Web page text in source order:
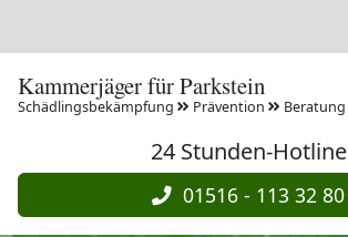
Kammerjäger für Parkstein
Schädlingsbekämpfung Prävention Beratung
24 Stunden-Hotline
01516 - 113 32 80